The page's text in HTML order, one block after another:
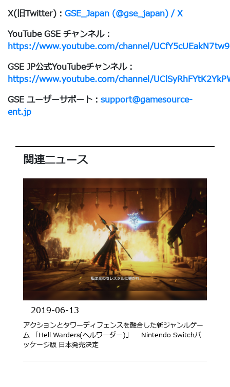
X(旧Twitter)： GSE_Japan (@gse_japan) / X
YouTube GSE チャンネル：
https://www.youtube.com/channel/
GSE JP公式YouTubeチャンネル：
https://www.youtube.com/channel/
GSE ユーザーサポート： support@gamesource-
ent.jp
関連ニュース
2019-06-13
アクションとタワーディフェンスを融合した新ジャンルゲー
ム 「Hell Warders(ヘルワーダー)」 Nintendo Switchパ
ッケージ版 日本発売決定